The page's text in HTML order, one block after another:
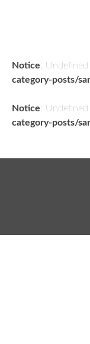
Notice:
category-posts/
Notice: Undefined
category-posts/